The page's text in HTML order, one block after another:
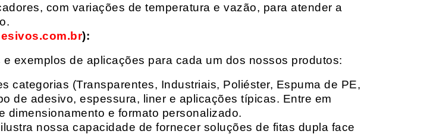
com variações de temperatura e vazão, para atender a
):
exemplos de aplicações para cada um dos nossos produtos:
categorias (Transparentes, Industriais, Poliéster, Espuma de PE,
de adesivo, espessura, liner e aplicações típicas. Entre em
e formato personalizado.
ilustra nossa capacidade de fornecer soluções de fitas dupla face